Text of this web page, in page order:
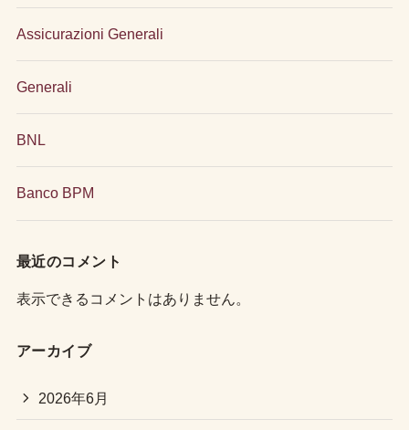
Assicurazioni Generali
Generali
BNL
Banco BPM
最近のコメント
表示できるコメントはありません。
アーカイブ
2026年6月